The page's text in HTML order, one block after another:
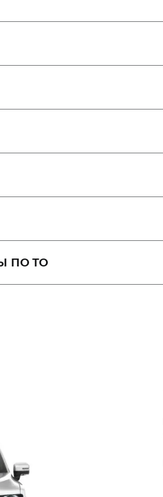
фильтра
фильтра
АКПП
жидкости
ремней
ПО ТО